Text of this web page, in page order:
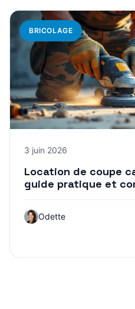
BRICOLAGE
3 juin 2026
Location de coupe
guide pratique et
Odette